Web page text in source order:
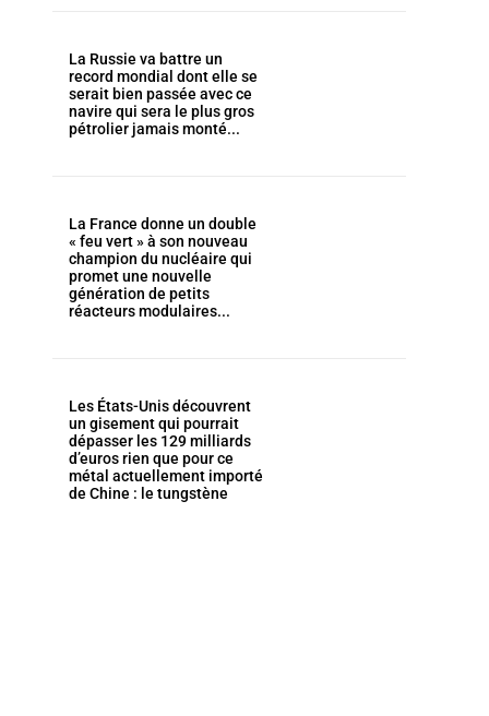
La Russie va battre un
record mondial dont elle se
serait bien passée avec ce
navire qui sera le plus gros
pétrolier jamais monté...
La France donne un double
« feu vert » à son nouveau
champion du nucléaire qui
promet une nouvelle
génération de petits
réacteurs modulaires...
Les États-Unis découvrent
un gisement qui pourrait
dépasser les 129 milliards
d’euros rien que pour ce
métal actuellement importé
de Chine : le tungstène